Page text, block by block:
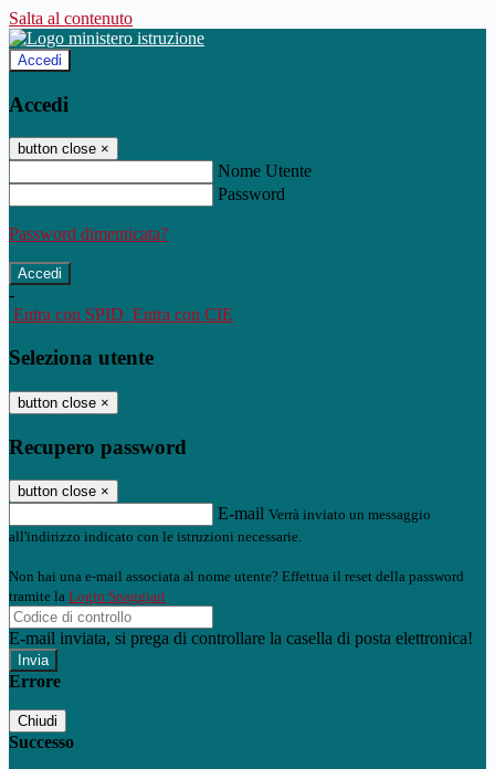
Salta al contenuto
Accedi
Accedi
button close ×
Nome Utente
Password
Password dimenticata?
-
Entra con SPID Entra con CIE
Seleziona utente
button close ×
Recupero password
button close ×
E-mail Verrà inviato un messaggio
all'indirizzo indicato con le istruzioni necessarie.
Non hai una e-mail associata al nome utente? Effettua il reset della password
tramite la Login Spaggiari
E-mail inviata, si prega di controllare la casella di posta elettronica!
Errore
Chiudi
Successo